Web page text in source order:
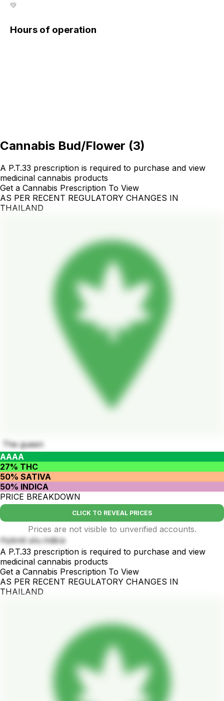
💚
Hours of operation
Cannabis Bud/Flower (3)
A P.T.33 prescription is required to purchase and view
medicinal cannabis products
Get a Cannabis Prescription To View
AS PER RECENT REGULATORY CHANGES IN
THAILAND
The gueen
AAAA
27% THC
50% SATIVA
50% INDICA
PRICE BREAKDOWN
CLICK TO REVEAL PRICES
Prices are not visible to unverified accounts.
Hybrid เด่น indica
A P.T.33 prescription is required to purchase and view
medicinal cannabis products
Get a Cannabis Prescription To View
AS PER RECENT REGULATORY CHANGES IN
THAILAND